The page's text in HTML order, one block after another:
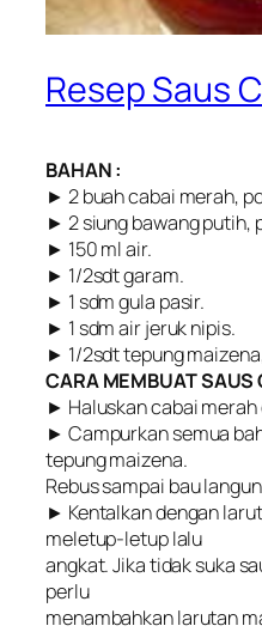
Resep Saus
BAHAN :
► 2 buah cabai merah,
► 2 siung bawang putih,
► 150 ml air.
► 1/2sdt garam.
► 1 sdm gula pasir.
► 1 sdm air jeruk nipis.
► 1/2sdt tepung
CARA MEMBUAT SAUS
► Haluskan cabai merah
► Campurkan semua
tepung maizena.
Rebus sampai bau
► Kentalkan dengan
meletup-letup lalu
angkat. Jika tidak suka
perlu
menambahkan larutan